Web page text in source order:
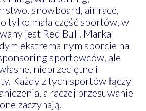
snowboard, air race,
tylko mała część sportów, w
jest Red Bull. Marka
ekstremalnym sporcie na
sportowców, ale
nieprzeciętne i
Każdy z tych sportów łączy
a raczej przesuwanie
zaczynają.